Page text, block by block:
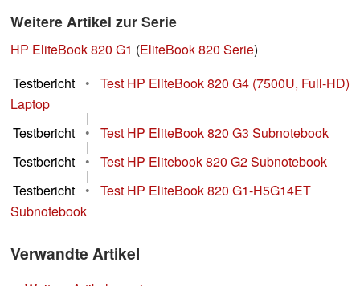
Weitere Artikel zur Serie
HP EliteBook 820 G1 (EliteBook 820 Serie)
Testbericht
•
Test HP EliteBook 820 G4 (7500U, Full-HD)
Laptop
|
Testbericht
• Test HP EliteBook 820 G3 Subnotebook
|
Testbericht
• Test HP Elitebook 820 G2 Subnotebook
|
Testbericht
•
Test HP EliteBook 820 G1-H5G14ET
Subnotebook
Verwandte Artikel